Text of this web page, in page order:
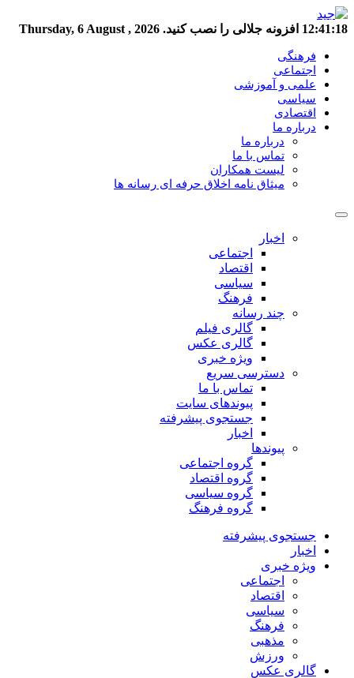
12:41:18 افزونه جلالی را نصب کنید. Thursday, 6 August , 2026
فرهنگی
اجتماعی
علمی و آموزشی
سیاسی
اقتصادی
درباره ما
درباره ما
تماس با ما
لیست همکاران
میثاق نامه اخلاق حرفه ای رسانه ها
اخبار
اجتماعی
اقتصاد
سیاسی
فرهنگ
چند رسانه
گالری فیلم
گالری عکس
ویژه خبری
دسترسی سریع
تماس با ما
پیوندهای سایت
جستجوی پیشرفته
اخبار
پیوندها
گروه اجتماعی
گروه اقتصاد
گروه سیاسی
گروه فرهنگ
جستجوی پیشرفته
اخبار
ویژه خبری
اجتماعی
اقتصاد
سیاسی
فرهنگ
مذهبی
ورزش
گالری عکس